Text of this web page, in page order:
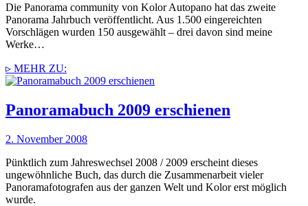
Die Panorama community von Kolor Autopano hat das zweite
Panorama Jahrbuch veröffentlicht. Aus 1.500 eingereichten
Vorschlägen wurden 150 ausgewählt – drei davon sind meine
Werke…
▹ MEHR ZU:
Panoramabuch 2009 erschienen
2. November 2008
Pünktlich zum Jahreswechsel 2008 / 2009 erscheint dieses
ungewöhnliche Buch, das durch die Zusammenarbeit vieler
Panoramafotografen aus der ganzen Welt und Kolor erst möglich
wurde.